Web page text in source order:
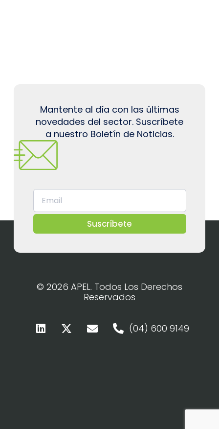
Mantente al día con las últimas
novedades del sector. Suscríbete
a nuestro Boletín de Noticias.
Suscríbete
© 2026 APEL. Todos Los Derechos
Reservados
(04) 600 9149